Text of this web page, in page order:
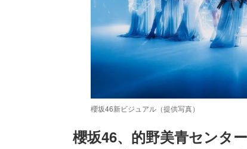
櫻坂46新ビジュアル（提供写真）
櫻坂46、的野美青センタ